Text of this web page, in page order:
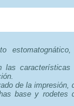
características
de la impresión,
base y rodetes